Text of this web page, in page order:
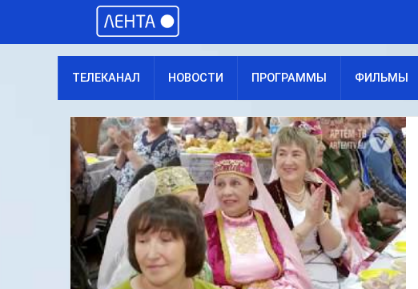
ТЕЛЕКАНАЛ НОВОСТИ ПРОГРАММЫ ФИЛЬМЫ